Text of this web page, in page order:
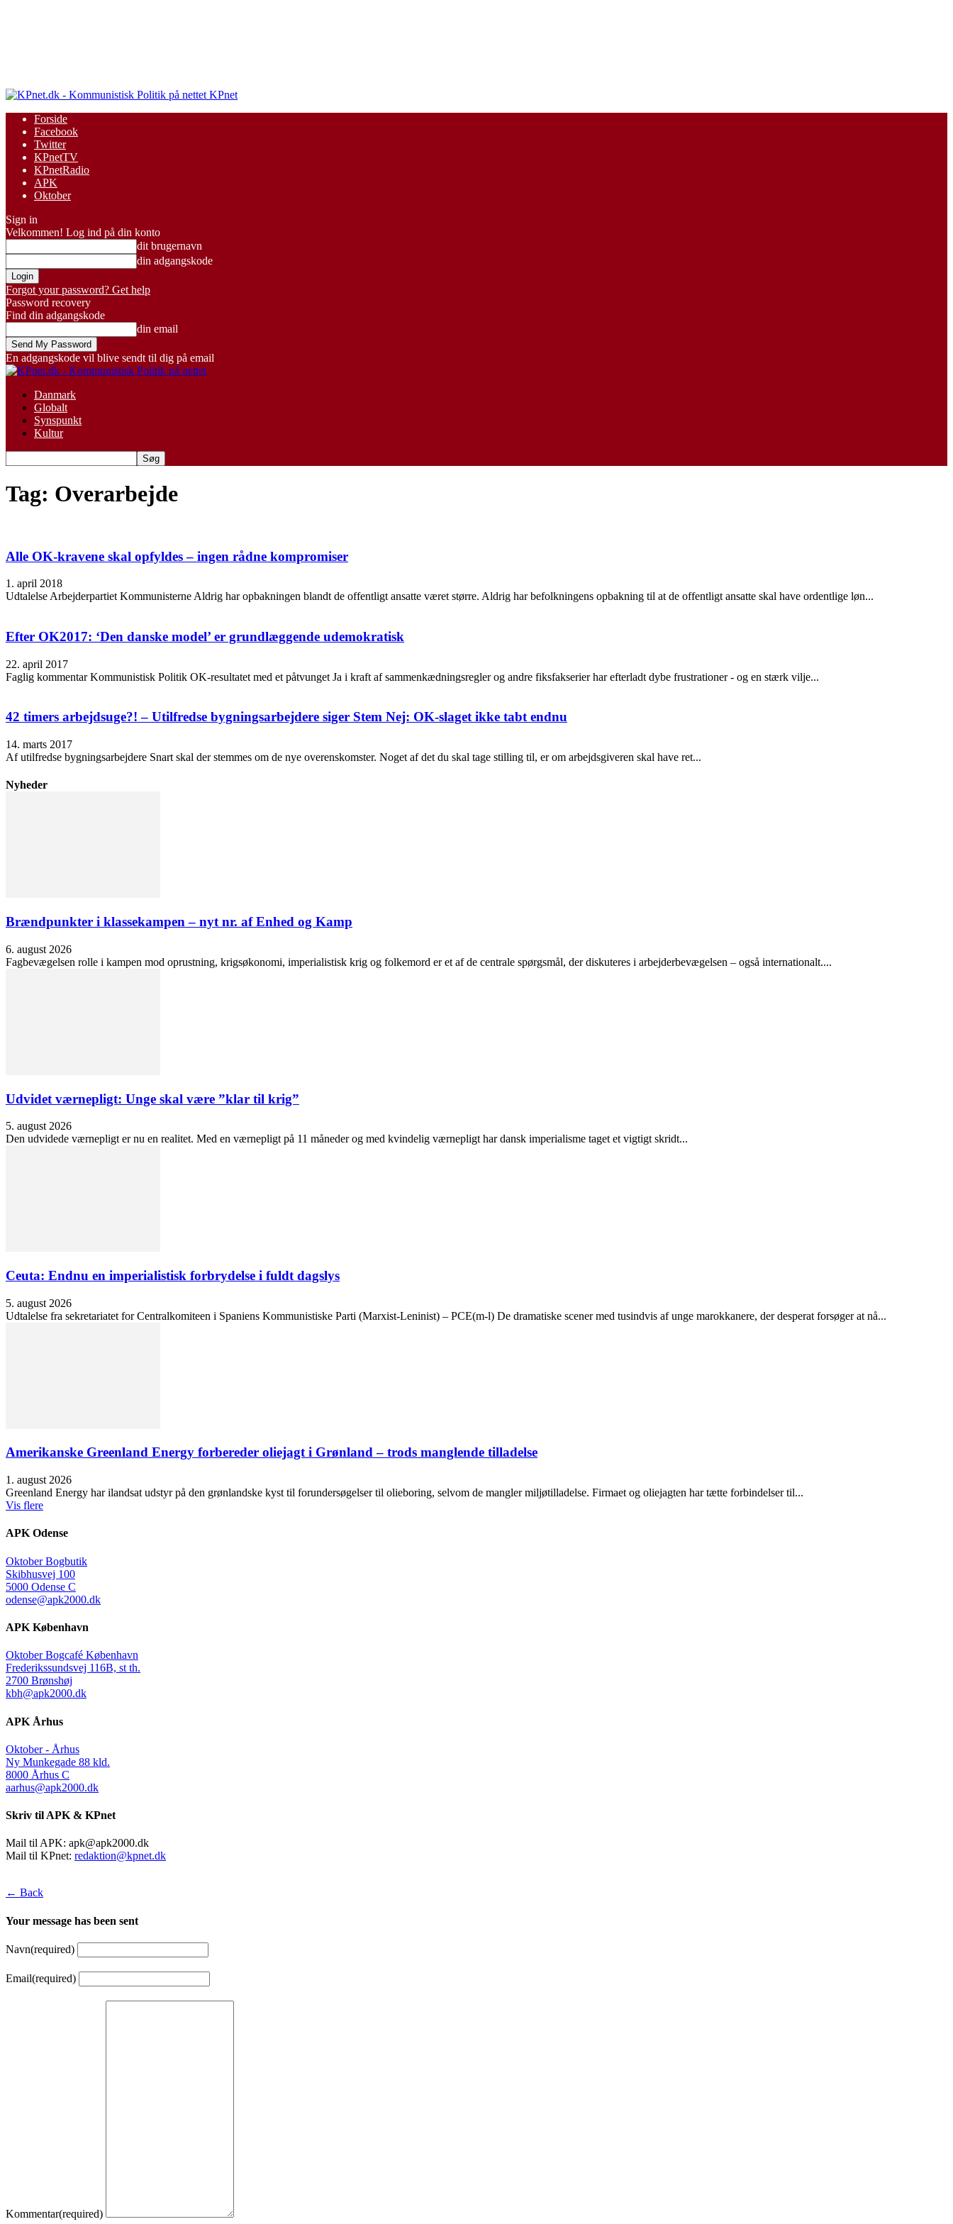
KPnet
Forside
Facebook
Twitter
KPnetTV
KPnetRadio
APK
Oktober
Sign in
Velkommen! Log ind på din konto
dit brugernavn
din adgangskode
Forgot your password? Get help
Password recovery
Find din adgangskode
din email
En adgangskode vil blive sendt til dig på email
Danmark
Globalt
Synspunkt
Kultur
Tag: Overarbejde
Alle OK-kravene skal opfyldes – ingen rådne kompromiser
1. april 2018
Udtalelse Arbejderpartiet Kommunisterne Aldrig har opbakningen blandt de offentligt ansatte været større. Aldrig har befolkningens opbakning til at de offentligt ansatte skal have ordentlige løn...
Efter OK2017: ‘Den danske model’ er grundlæggende udemokratisk
22. april 2017
Faglig kommentar Kommunistisk Politik OK-resultatet med et påtvunget Ja i kraft af sammenkædningsregler og andre fiksfakserier har efterladt dybe frustrationer - og en stærk vilje...
42 timers arbejdsuge?! – Utilfredse bygningsarbejdere siger Stem Nej: OK-slaget ikke tabt endnu
14. marts 2017
Af utilfredse bygningsarbejdere Snart skal der stemmes om de nye overenskomster. Noget af det du skal tage stilling til, er om arbejdsgiveren skal have ret...
Nyheder
Brændpunkter i klassekampen – nyt nr. af Enhed og Kamp
6. august 2026
Fagbevægelsen rolle i kampen mod oprustning, krigsøkonomi, imperialistisk krig og folkemord er et af de centrale spørgsmål, der diskuteres i arbejderbevægelsen – også internationalt....
Udvidet værnepligt: Unge skal være ”klar til krig”
5. august 2026
Den udvidede værnepligt er nu en realitet. Med en værnepligt på 11 måneder og med kvindelig værnepligt har dansk imperialisme taget et vigtigt skridt...
Ceuta: Endnu en imperialistisk forbrydelse i fuldt dagslys
5. august 2026
Udtalelse fra sekretariatet for Centralkomiteen i Spaniens Kommunistiske Parti (Marxist-Leninist) – PCE(m-l) De dramatiske scener med tusindvis af unge marokkanere, der desperat forsøger at nå...
Amerikanske Greenland Energy forbereder oliejagt i Grønland – trods manglende tilladelse
1. august 2026
Greenland Energy har ilandsat udstyr på den grønlandske kyst til forundersøgelser til olieboring, selvom de mangler miljøtilladelse. Firmaet og oliejagten har tætte forbindelser til...
Vis flere
APK Odense
Oktober Bogbutik
Skibhusvej 100
5000 Odense C
odense@apk2000.dk
APK København
Oktober Bogcafé København
Frederikssundsvej 116B, st th.
2700 Brønshøj
kbh@apk2000.dk
APK Århus
Oktober - Århus
Ny Munkegade 88 kld.
8000 Århus C
aarhus@apk2000.dk
Skriv til APK & KPnet
Mail til APK: apk@apk2000.dk
Mail til KPnet: redaktion@kpnet.dk
← Back
Your message has been sent
Navn(required)
Email(required)
Kommentar(required)